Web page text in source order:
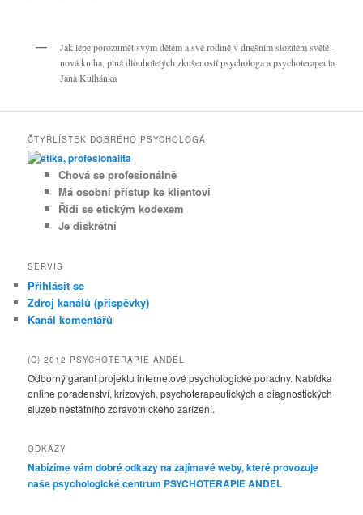
Jak lépe porozumět svým dětem a své rodině v dnešním složitém světě -
nová kniha, plná dlouholetých zkušeností psychologa a psychoterapeuta
Jana Kulhánka
ČTYŘLÍSTEK DOBRÉHO PSYCHOLOGA
Chová se profesionálně
Má osobní přístup ke klientovi
Řídí se etickým kodexem
Je diskrétní
SERVIS
Přihlásit se
Zdroj kanálů (příspěvky)
Kanál komentářů
(C) 2012 PSYCHOTERAPIE ANDĚL
Odborný garant projektu internetové psychologické poradny. Nabídka
online poradenství, krizových, psychoterapeutických a diagnostických
služeb nestátního zdravotnického zařízení.
ODKAZY
Nabízíme vám dobré odkazy na zajímavé weby, které provozuje
naše psychologické centrum PSYCHOTERAPIE ANDĚL